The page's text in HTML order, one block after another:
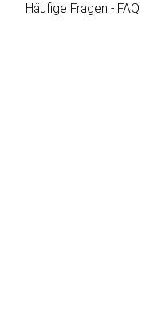
Häufige Fragen - FAQ